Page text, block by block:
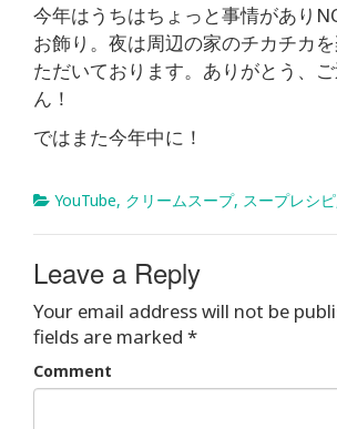
今年はうちはちょっと事情があり
お飾り。夜は周辺の家のチカチカ
ただいております。ありがとう、
ん！
ではまた今年中に！
YouTube, クリームスープ, スープレシピ
Leave a Reply
Your email address will not be
fields are marked *
Comment